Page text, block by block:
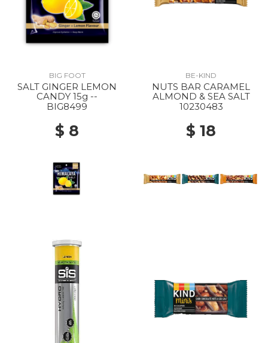
BIG FOOT
SALT GINGER LEMON
CANDY 15g --
BIG8499
$ 8
BE-KIND
NUTS BAR CARAMEL
ALMOND & SEA SALT
10230483
$ 18